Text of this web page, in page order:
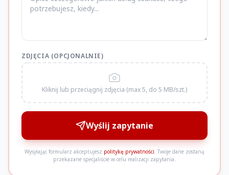
ZDJĘCIA (OPCJONALNIE)
Kliknij lub przeciągnij zdjęcia (max 5, do 5 MB/szt.)
Wyślij zapytanie
Wysyłając formularz akceptujesz politykę prywatności. Twoje dane zostaną
przekazane specjaliście w celu realizacji zapytania.